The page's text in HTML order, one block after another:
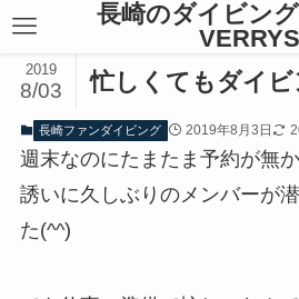
長崎のダイビン
VERRYS
忙しくてもダイ
2019
8/03
長崎ファンダイビング 2019年8月3日
週末なのにたまたま予約が無
誘いに久しぶりのメンバーが
た(^^)